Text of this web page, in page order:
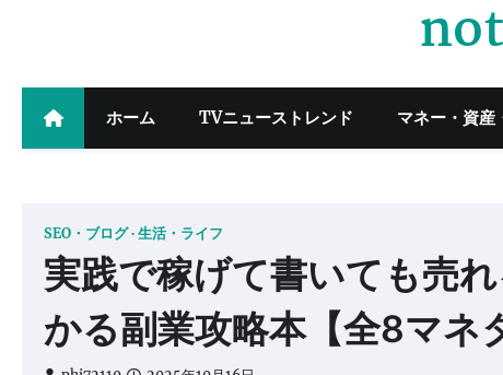
ホーム TVニューストレンド マネー・資産
SEO・ブログ 生活・ライフ
実践で稼げて書いても売
かる副業攻略本【全8マネ